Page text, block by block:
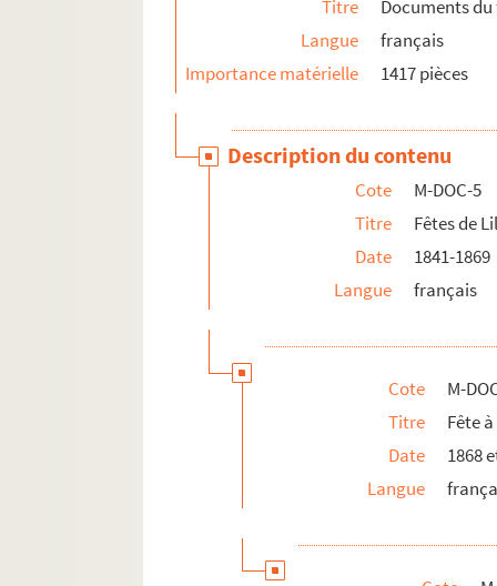
M-DOC-7. Fêtes de Lille (1882-1883)
M-DOC-8. Fêtes de Lille (1884-1895)
M-DOC-12. Fêtes dans la région (1885 -
Titre
Documents
Langue
français
Importance matérielle
1417 pièces
Description du contenu
Cote
M-DOC-5
Titre
Fêtes de
Date
1841-1869
Langue
français
Cote
M-
Titre
Fête
Date
1868
Langue